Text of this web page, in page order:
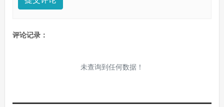
评论记录：
未查询到任何数据！